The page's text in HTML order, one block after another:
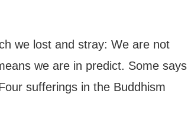
we lost and stray: We are not
we are in predict. Some says
sufferings in the Buddhism